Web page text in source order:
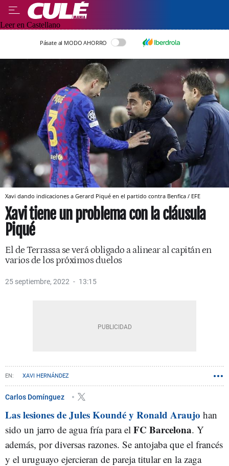
Leer en Castellano
Pásate al MODO AHORRO
Xavi dando indicaciones a Gerard Piqué en el partido contra Benfica / EFE
Xavi tiene un problema con la cláusula
Piqué
El de Terrassa se verá obligado a alinear al capitán en
varios de los próximos duelos
25 septiembre, 2022 13:15
XAVI HERNÁNDEZ
Carlos Domínguez
Las lesiones de Jules Koundé y Ronald Araujo han
sido un jarro de agua fría para el FC Barcelona. Y
además, por diversas razones. Se antojaba que el francés
y el uruguayo ejercieran de pareja titular en la zaga